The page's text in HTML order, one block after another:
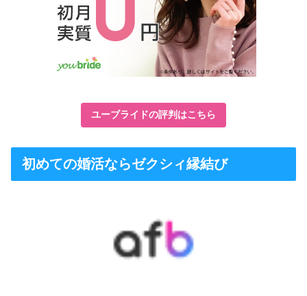
ユーブライドの評判はこちら
初めての婚活ならゼクシィ縁結び